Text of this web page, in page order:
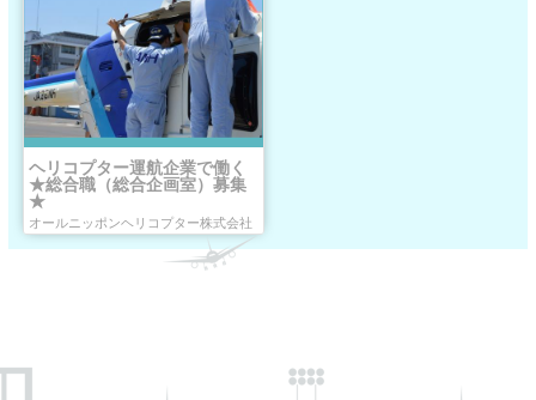
ヘリコプター運航企業で働く
★総合職（総合企画室）募集
★
オールニッポンヘリコプター株式会社